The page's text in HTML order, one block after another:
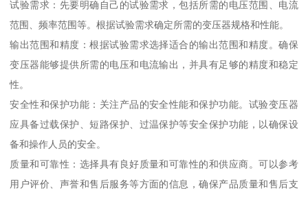
试验需求：先要明确自己的试验需求，包括所需的电压范围、电流
范围、频率范围等。根据试验需求确定所需的变压器规格和性能。
输出范围和精度：根据试验需求选择适合的输出范围和精度。确保
变压器能够提供所需的电压和电流输出，并具有足够的精度和稳定
性。
安全性和保护功能：关注产品的安全性能和保护功能。试验变压器
应具备过载保护、短路保护、过温保护等安全保护功能，以确保设
备和操作人员的安全。
质量和可靠性：选择具有良好质量和可靠性的和供应商。可以参考
用户评价、声誉和售后服务等方面的信息，确保产品质量和售后支